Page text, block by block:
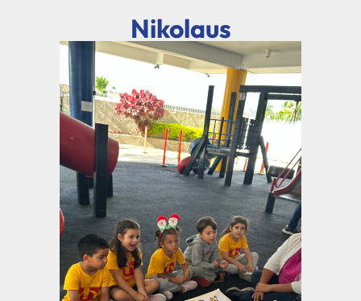
Nikolaus